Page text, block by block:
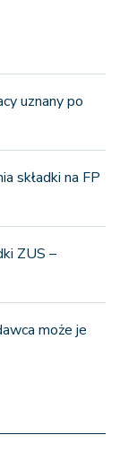
uznany po
składki na FP
ZUS –
może je